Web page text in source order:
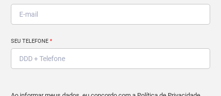
SEU TELEFONE*